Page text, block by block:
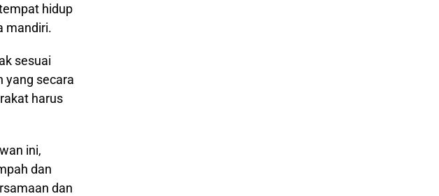
hidup
mandiri.
sesuai
yang secara
harus
ini,
dan
dan